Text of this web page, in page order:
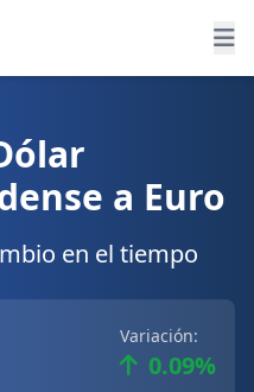
a Euro
en el tiempo
Variación:
0.09%